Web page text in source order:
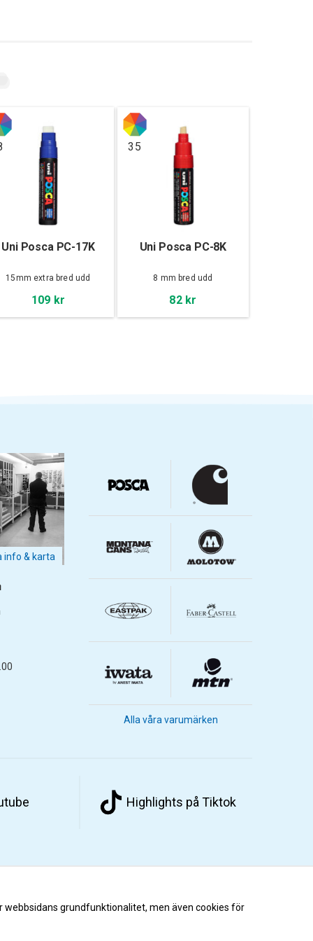
Uni Posca PC-17K
15mm extra bred udd
109 kr
35
Uni Posca PC-8K
8 mm bred udd
82 kr
info & karta
Alla våra varumärken
Highlights på Tiktok
webbsidans grundfunktionalitet, men även cookies för